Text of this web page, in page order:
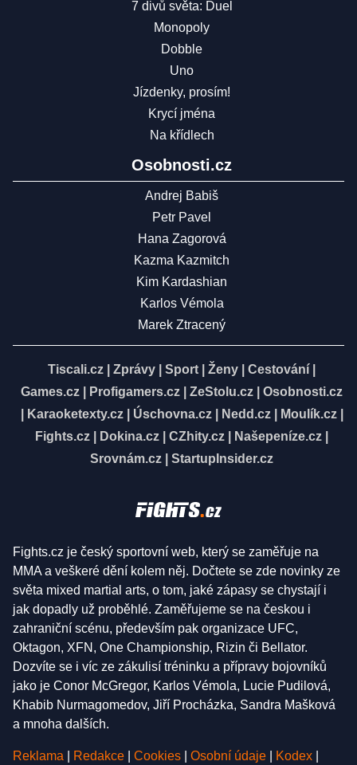
7 divů světa: Duel
Monopoly
Dobble
Uno
Jízdenky, prosím!
Krycí jména
Na křídlech
Osobnosti.cz
Andrej Babiš
Petr Pavel
Hana Zagorová
Kazma Kazmitch
Kim Kardashian
Karlos Vémola
Marek Ztracený
Tiscali.cz Zprávy Sport Ženy Cestování
Games.cz
Profigamers.cz ZeStolu.cz
Osobnosti.cz
Karaoketexty.cz| Úschovna.cz| Nedd.cz| Moulík.cz|
Fights.cz
Dokina.cz CZhity.cz Našepeníze.cz
Srovnám.cz
StartupInsider.cz
Fights.cz je český sportovní web, který se zaměřuje na
MMA a veškeré dění kolem něj. Dočtete se zde novinky ze
světa mixed martial arts, o tom, jaké zápasy se chystají i
jak dopadly už proběhlé. Zaměřujeme se na českou i
zahraniční scénu, především pak organizace UFC,
Oktagon, XFN, One Championship, Rizin či Bellator.
Dozvíte se i víc ze zákulisí tréninku a přípravy bojovníků
jako je Conor McGregor, Karlos Vémola, Lucie Pudilová,
Khabib Nurmagomedov, Jiří Procházka, Sandra Mašková
a mnoha dalších.
Reklama Redakce Cookies Osobní údaje Kodex